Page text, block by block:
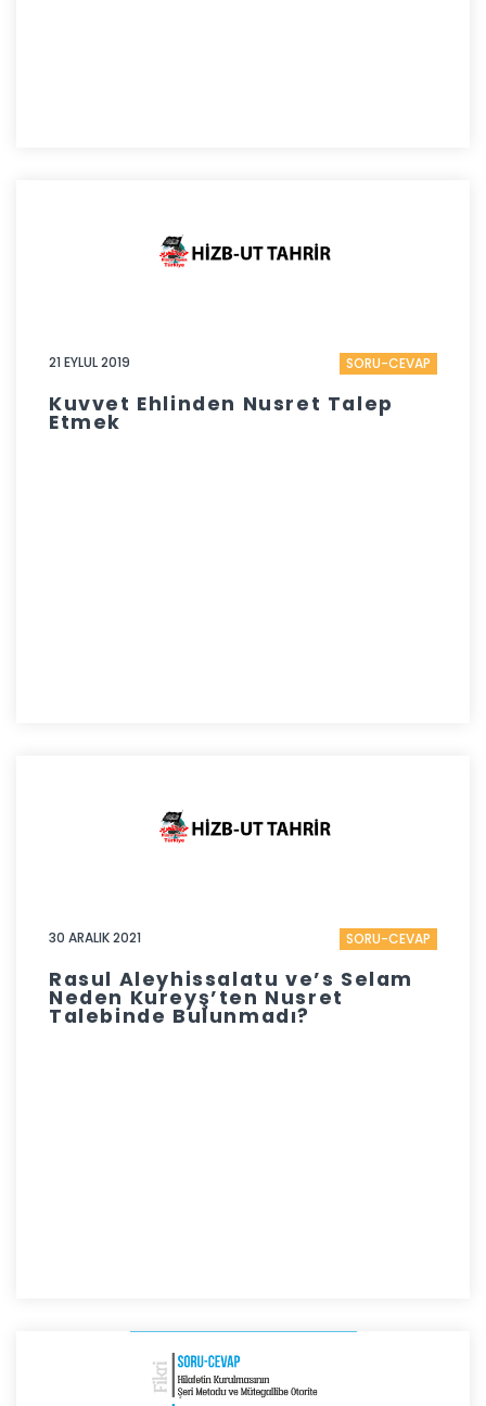
21 EYLUL 2019 SORU-CEVAP
Kuvvet Ehlinden Nusret Talep
Etmek
30 ARALIK 2021 SORU-CEVAP
Rasul Aleyhissalatu ve’s Selam
Neden Kureyş’ten Nusret
Talebinde Bulunmadı?